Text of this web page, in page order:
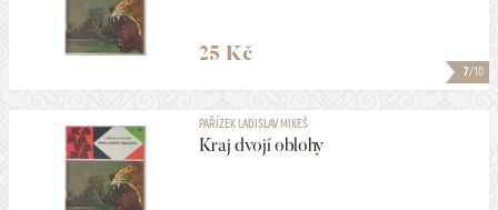
7/10
25 Kč
PAŘÍZEK LADISLAV MIKEŠ
Kraj dvojí oblohy